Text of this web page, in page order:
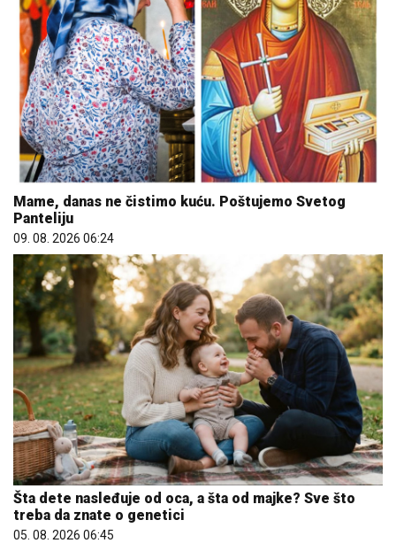
Mame, danas ne čistimo kuću. Poštujemo Svetog
Panteliju
09. 08. 2026 06:24
Šta dete nasleđuje od oca, a šta od majke? Sve što
treba da znate o genetici
05. 08. 2026 06:45